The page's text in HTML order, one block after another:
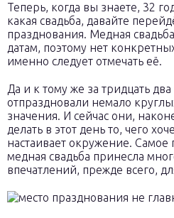
Теперь, когда вы знаете, 32
какая свадьба, давайте
празднования. Медная
датам, поэтому нет
именно следует отмечать её.
Да и к тому же за тридцать
отпраздновали немало
значения. И сейчас они,
делать в этот день то, чего
настаивает окружение. Самое
медная свадьба принесла
впечатлений, прежде всего,